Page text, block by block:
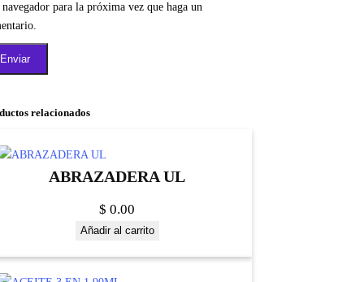
navegador para la próxima vez que haga un
relacionados
ABRAZADERA UL
$ 0.00
Añadir al carrito